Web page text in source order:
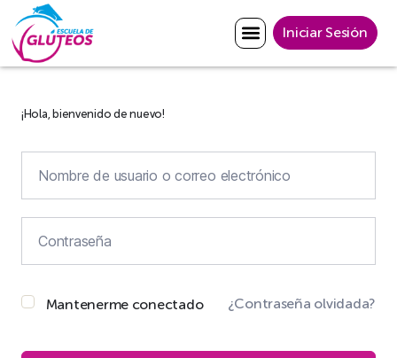
Iniciar Sesión
¡Hola, bienvenido de nuevo!
Mantenerme conectado ¿Contraseña olvidada?